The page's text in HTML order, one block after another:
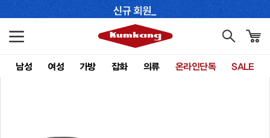
남성 여성 가방 잡화 의류 온라인단독 SALE